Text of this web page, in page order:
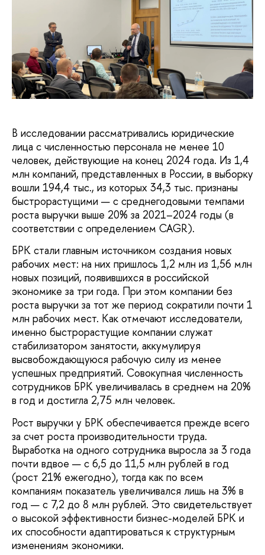
В исследовании рассматривались юридические
лица с численностью персонала не менее 10
человек, действующие на конец 2024 года. Из 1,4
млн компаний, представленных в России, в выборку
вошли 194,4 тыс., из которых 34,3 тыс. признаны
быстрорастущими — с среднегодовыми темпами
роста выручки выше 20% за 2021–2024 годы (в
соответствии с определением CAGR).
БРК стали главным источником создания новых
рабочих мест: на них пришлось 1,2 млн из 1,56 млн
новых позиций, появившихся в российской
экономике за три года. При этом компании без
роста выручки за тот же период сократили почти 1
млн рабочих мест. Как отмечают исследователи,
именно быстрорастущие компании служат
стабилизатором занятости, аккумулируя
высвобождающуюся рабочую силу из менее
успешных предприятий. Совокупная численность
сотрудников БРК увеличивалась в среднем на 20%
в год и достигла 2,75 млн человек.
Рост выручки у БРК обеспечивается прежде всего
за счет роста производительности труда.
Выработка на одного сотрудника выросла за 3 года
почти вдвое — с 6,5 до 11,5 млн рублей в год
(рост 21% ежегодно), тогда как по всем
компаниям показатель увеличивался лишь на 3% в
год — с 7,2 до 8 млн рублей. Это свидетельствует
о высокой эффективности бизнес-моделей БРК и
их способности адаптироваться к структурным
изменениям экономики.